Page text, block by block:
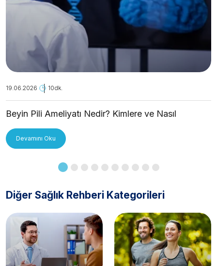
19.06.2026 10dk.
Beyin Pili Ameliyatı Nedir? Kimlere ve Nasıl
Devamını Oku
Diğer Sağlık Rehberi Kategorileri